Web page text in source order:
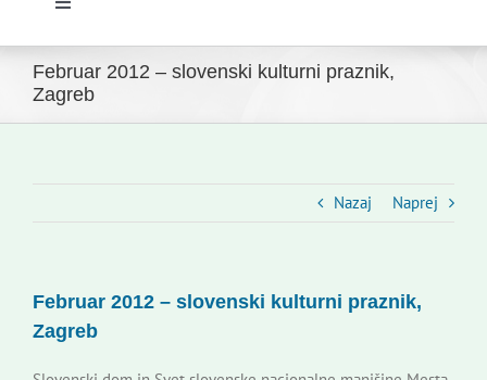
Toggle
Domov
Novice
Kontakti
Februar 2012 – slovenski kulturni praznik,
Zagreb
Nazaj Naprej
Februar 2012 – slovenski kulturni praznik,
Zagreb